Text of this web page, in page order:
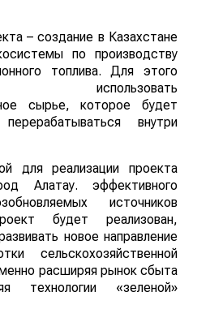
– создание в Казахстане
по производству
топлива. Для этого
использовать
сырье, которое будет
внутри
для реализации проекта
Алатау. эффективного
источников
будет реализован,
новое направление
сельскохозяйственной
расширяя рынок сбыта
технологии «зеленой»